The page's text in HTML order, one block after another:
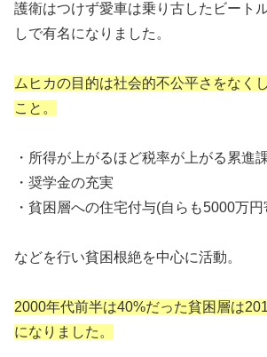
護衛はつけず愛車は乗り古したビート
しで有名になりました。
ムヒカの目的は社会的不公平さをなく
こと。
・所得が上がるほど税率が上がる累進
・奨学金の充実
・貧困層への住宅付与(自らも5000万円
などを行い貧困根絶を中心に活動。
2000年代前半は40%だった貧困層は
になりました。